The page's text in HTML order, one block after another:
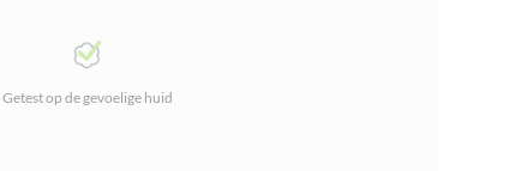
Getest op de gevoelige huid